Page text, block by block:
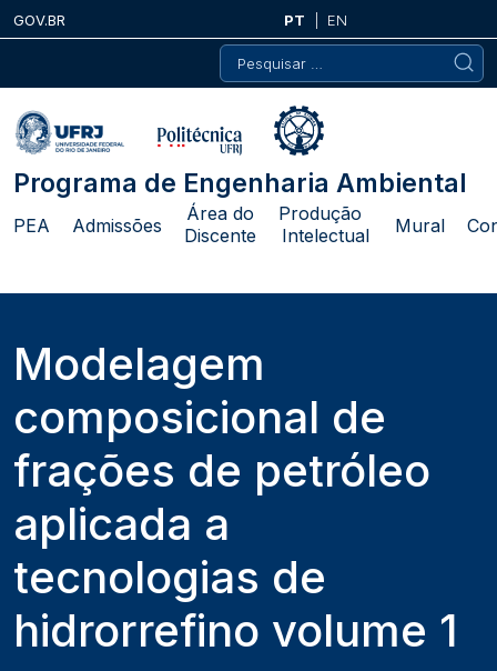
Skip
to
GOV.BR PT
EN
Pesquisar
por:
Programa de Engenharia Ambiental
PEA Admissões
Área do
Discente
Produção
Intelectual
Mural
Modelagem
composicional de
frações de petróleo
aplicada a
tecnologias de
hidrorrefino volume 1